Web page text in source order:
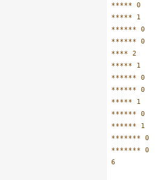
***** 0
***** 1
****** 0
****** 0
**** 2
***** 1
****** 0
****** 0
***** 1
****** 0
****** 1
******* 0
******* 0